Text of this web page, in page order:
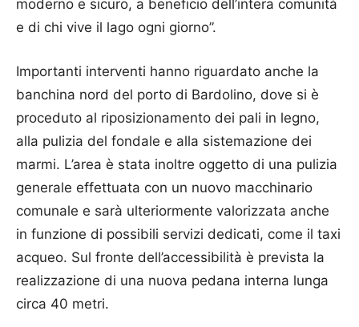
moderno e sicuro, a beneficio dell’intera comunità
e di chi vive il lago ogni giorno”.
Importanti interventi hanno riguardato anche la
banchina nord del porto di Bardolino, dove si è
proceduto al riposizionamento dei pali in legno,
alla pulizia del fondale e alla sistemazione dei
marmi. L’area è stata inoltre oggetto di una pulizia
generale effettuata con un nuovo macchinario
comunale e sarà ulteriormente valorizzata anche
in funzione di possibili servizi dedicati, come il taxi
acqueo. Sul fronte dell’accessibilità è prevista la
realizzazione di una nuova pedana interna lunga
circa 40 metri.